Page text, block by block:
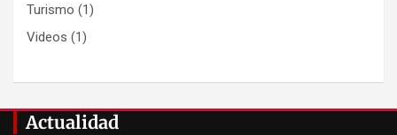
Turismo (1)
Videos (1)
Actualidad